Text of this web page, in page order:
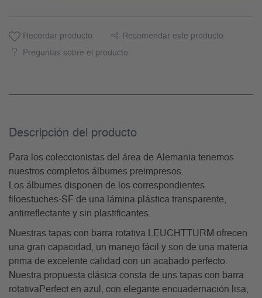
Recordar producto Recomendar este producto
Preguntas sobre el producto
Descripción del producto
Para los coleccionistas del área de Alemania tenemos
nuestros completos álbumes preimpresos.
Los álbumes disponen de los correspondientes
filoestuches-SF de una lámina plástica transparente,
antirreflectante y sin plastificantes.
Nuestras tapas con barra rotativa LEUCHTTURM ofrecen
una gran capacidad, un manejo fácil y son de una materia
prima de excelente calidad con un acabado perfecto.
Nuestra propuesta clásica consta de uns tapas con barra
rotativaPerfect en azul, con elegante encuadernación lisa,